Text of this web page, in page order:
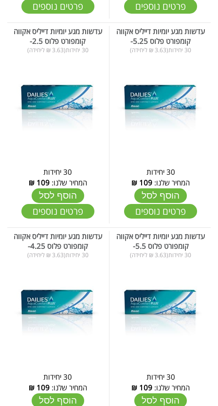
פרטים נוספים פרטים נוספים
עדשות מגע יומיות דייליס אקווה
קומפורט פלוס 5.25-
30 יחידות(3.63 ₪ ליחידה)
30 יחידות
המחיר שלנו: 109
₪
הוסף לסל
פרטים נוספים
עדשות מגע יומיות דייליס אקווה
קומפורט פלוס 2.5-
30 יחידות(3.63 ₪ ליחידה)
30 יחידות
המחיר שלנו:109
₪
הוסף לסל
פרטים נוספים
עדשות מגע יומיות דייליס אקווה
קומפורט פלוס 5.5-
30 יחידות(3.63 ₪ ליחידה)
30 יחידות
המחיר שלנו: 109
₪
הוסף לסל
עדשות מגע יומיות דייליס אקווה
קומפורט פלוס 4.25-
30 יחידות(3.63 ₪ ליחידה)
30 יחידות
המחיר שלנו:109
₪
הוסף לסל